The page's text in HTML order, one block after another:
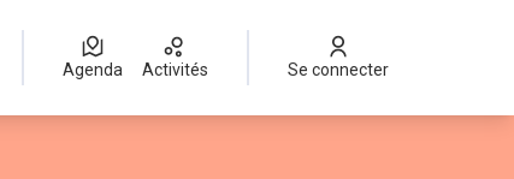
Agenda Activités Se connecter